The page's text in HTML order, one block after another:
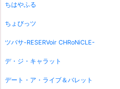
ちはやふる
ちょびっツ
ツバサ-RESERVoir CHRoNiCLE-
デ・ジ・キャラット
デート・ア・ライブ＆バレット